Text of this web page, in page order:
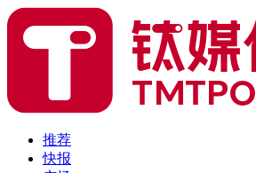
推荐
快报